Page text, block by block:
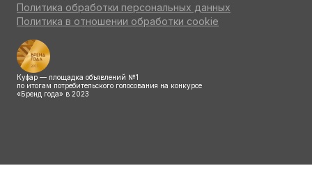
Политика обработки персональных данных
Политика в отношении обработки cookie
Куфар — площадка объявлений №1
по итогам потребительского голосования на конкурсе
«Бренд года» в 2023